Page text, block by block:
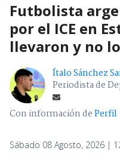
Futbolista
por el ICE en
llevaron y no
Ítalo Sánchez
Periodista de
Con información dePerfil
Sábado 08 Agosto, 2026 |